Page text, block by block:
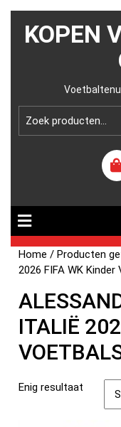
KOPEN
Home / Producten
2026 FIFA WK Kinder
ITALIË
Enig resultaat